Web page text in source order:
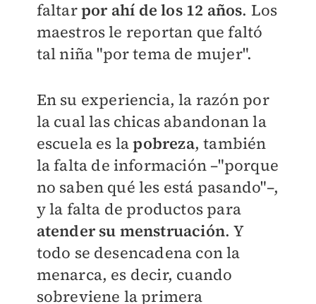
faltarpor ahí de los 12 años. Los
maestros le reportan que faltó
tal niña "por tema de mujer".
En su experiencia, la razón por
la cual las chicas abandonan la
escuela es lapobreza, también
la falta de información –"porque
no saben qué les está pasando"–,
y la falta de productos para
atender su menstruación. Y
todo se desencadena con la
menarca, es decir, cuando
sobreviene la primera